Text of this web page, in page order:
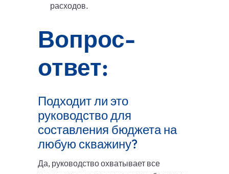
расходов.
Вопрос-
ответ:
Подходит ли это
руководство для
составления бюджета на
любую скважину?
Да, руководство охватывает все